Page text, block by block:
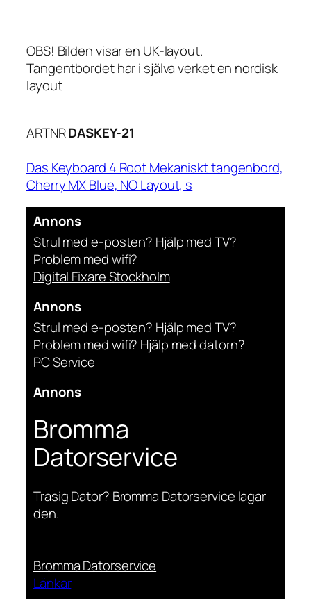
OBS! Bilden visar en UK-layout.
Tangentbordet har i själva verket en nordisk
layout
ARTNRDASKEY-21
Das Keyboard 4 Root Mekaniskt tangenbord,
Cherry MX Blue, NO Layout, s
Annons
Strul med e-posten? Hjälp med TV?
Problem med wifi?
Digital Fixare Stockholm
Annons
Strul med e-posten? Hjälp med TV?
Problem med wifi? Hjälp med datorn?
PC Service
Annons
Bromma
Datorservice
Trasig Dator? Bromma Datorservice lagar
den.
Bromma Datorservice
Länkar